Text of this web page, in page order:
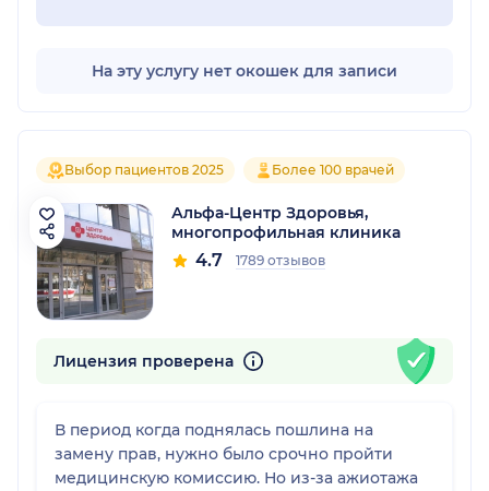
На эту услугу нет окошек для записи
Выбор пациентов 2025 Более 100 врачей
Альфа-Центр Здоровья,
многопрофильная клиника
4.7 1789 отзывов
Лицензия проверена
В период когда поднялась пошлина на
замену прав, нужно было срочно пройти
медицинскую комиссию. Но из-за ажиотажа